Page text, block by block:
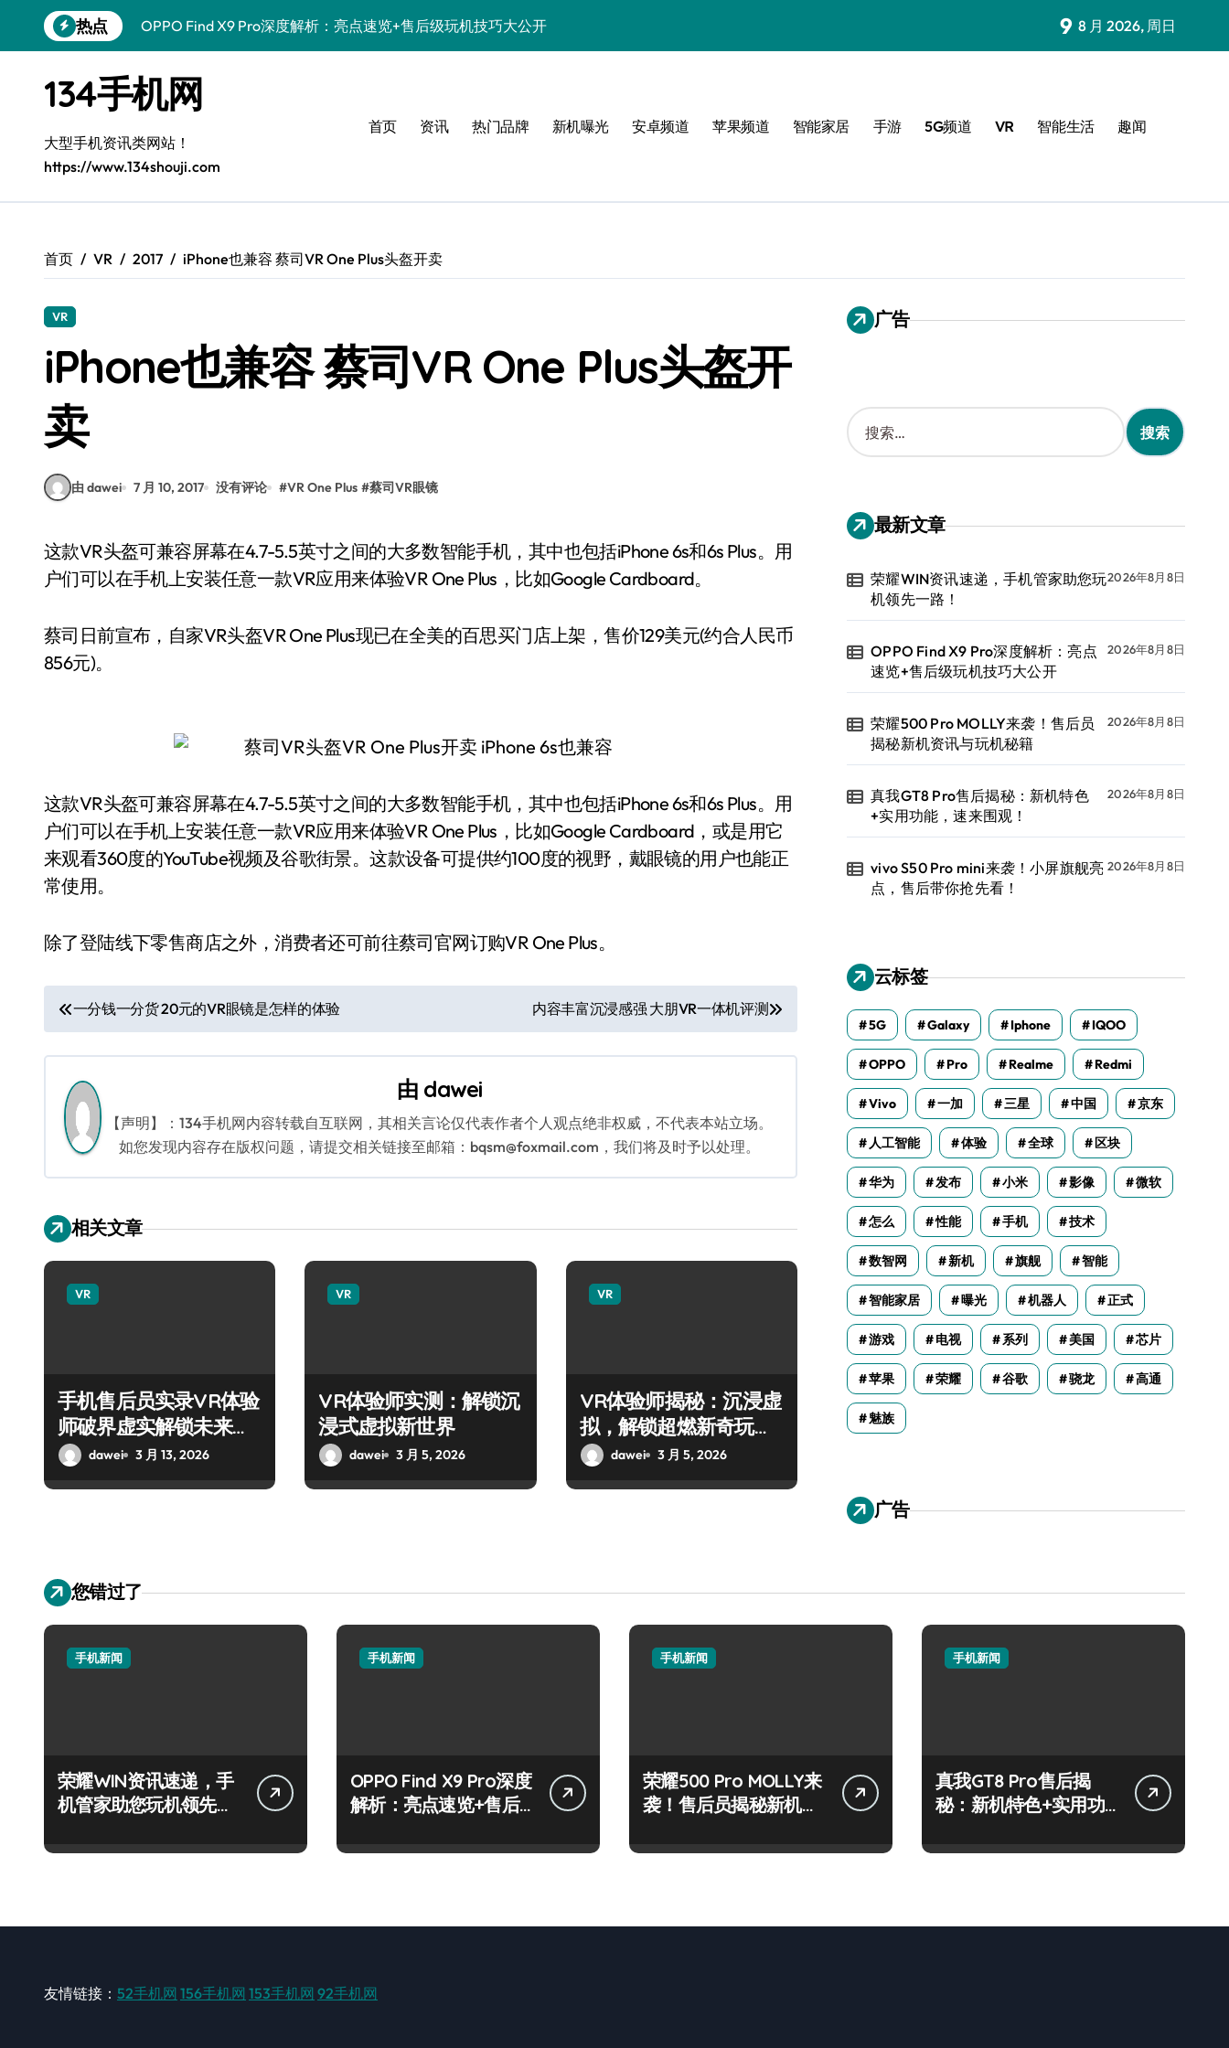
到
热点
OPPO Find X9 Pro深度解析：亮点速览+售后级玩机技巧大公开
真我GT8 Pro售后揭秘：新机特色+实用功能，速来围观！
vivo S50 Pro mini来袭！小屏旗舰亮点，售后带你抢先看！
REDMI K90深度揭秘！售后员带你一文览尽核心亮点配置
三星W26新资讯来袭！售后员带您畅享智能科技新体验！
iPhone 17e性能配置大揭秘，售后视角带您抢先看！
荣耀WIN资讯速递，手机管家助您玩机领先一路！
9 8 月 2026, 周日
134手机网
大型手机资讯类网站！
https://www.134shouji.com
首页 资讯 热门品牌 新机曝光 安卓频道 苹果频道 智能家居 手游 5G频道 VR 智能生活 趣闻
首页 VR 2017 iPhone也兼容 蔡司VR One Plus头盔开卖
VR
iPhone也兼容 蔡司VR One Plus头盔开
卖
由 dawei 7 月 10, 2017 没有评论 #VR One Plus #蔡司VR眼镜
这款VR头盔可兼容屏幕在4.7-5.5英寸之间的大多数智能手机，其中也包括iPhone 6s和6s Plus。用
户们可以在手机上安装任意一款VR应用来体验VR One Plus，比如Google Cardboard。
蔡司日前宣布，自家VR头盔VR One Plus现已在全美的百思买门店上架，售价129美元(约合人民币
856元)。
这款VR头盔可兼容屏幕在4.7-5.5英寸之间的大多数智能手机，其中也包括iPhone 6s和6s Plus。用
户们可以在手机上安装任意一款VR应用来体验VR One Plus，比如Google Cardboard，或是用它
来观看360度的YouTube视频及谷歌街景。这款设备可提供约100度的视野，戴眼镜的用户也能正
常使用。
除了登陆线下零售商店之外，消费者还可前往蔡司官网订购VR One Plus。
文
章
导
航
一分钱一分货 20元的VR眼镜是怎样的体验 内容丰富沉浸感强 大朋VR一体机评测
由 dawei
【声明】：134手机网内容转载自互联网，其相关言论仅代表作者个人观点绝非权威，不代表本站立场。
如您发现内容存在版权问题，请提交相关链接至邮箱：bqsm@foxmail.com，我们将及时予以处理。
相关文章
VR
手机售后员实录VR体验
师破界虚实解锁未来感
官新宇宙
dawei 3 月 13, 2026
VR
VR体验师实测：解锁沉
浸式虚拟新世界
dawei 3 月 5, 2026
VR
VR体验师揭秘：沉浸虚
拟，解锁超燃新奇玩
法！dawei 3 月 5, 2026
广告
搜
索
：
最新文章
荣耀WIN资讯速递，手机管家助您玩
机领先一路！
2026年8月8日
OPPO Find X9 Pro深度解析：亮点
速览+售后级玩机技巧大公开
2026年8月8日
荣耀500 Pro MOLLY来袭！售后员
揭秘新机资讯与玩机秘籍
2026年8月8日
真我GT8 Pro售后揭秘：新机特色
+实用功能，速来围观！
2026年8月8日
vivo S50 Pro mini来袭！小屏旗舰亮
点，售后带你抢先看！
2026年8月8日
云标签
5G Galaxy Iphone IQOO
OPPO Pro Realme Redmi
Vivo 一加 三星 中国 京东
人工智能 体验 全球 区块
华为 发布 小米 影像 微软
怎么 性能 手机 技术
数智网 新机 旗舰 智能
智能家居 曝光 机器人 正式
游戏 电视 系列 美国 芯片
苹果 荣耀 谷歌 骁龙 高通
魅族
广告
您错过了
手机新闻
荣耀WIN资讯速递，手
机管家助您玩机领先一
手机新闻
OPPO Find X9 Pro深度
解析：亮点速览+售后
手机新闻
荣耀500 Pro MOLLY来
袭！售后员揭秘新机资
手机新闻
真我GT8 Pro售后揭
秘：新机特色+实用功
友情链接： 52手机网 156手机网 153手机网 92手机网